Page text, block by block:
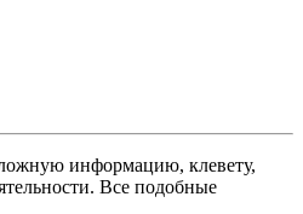
информацию, клевету,
Все подобные